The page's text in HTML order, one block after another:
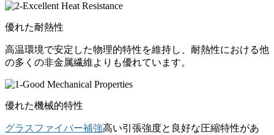
優れた耐熱性
高温環境で安定した物理的特性を維持し、耐熱性における他
の多くの非金属繊維よりも優れています。
優れた機械的特性
グラスファイバー補強高い引張強度と良好な圧縮特性があ